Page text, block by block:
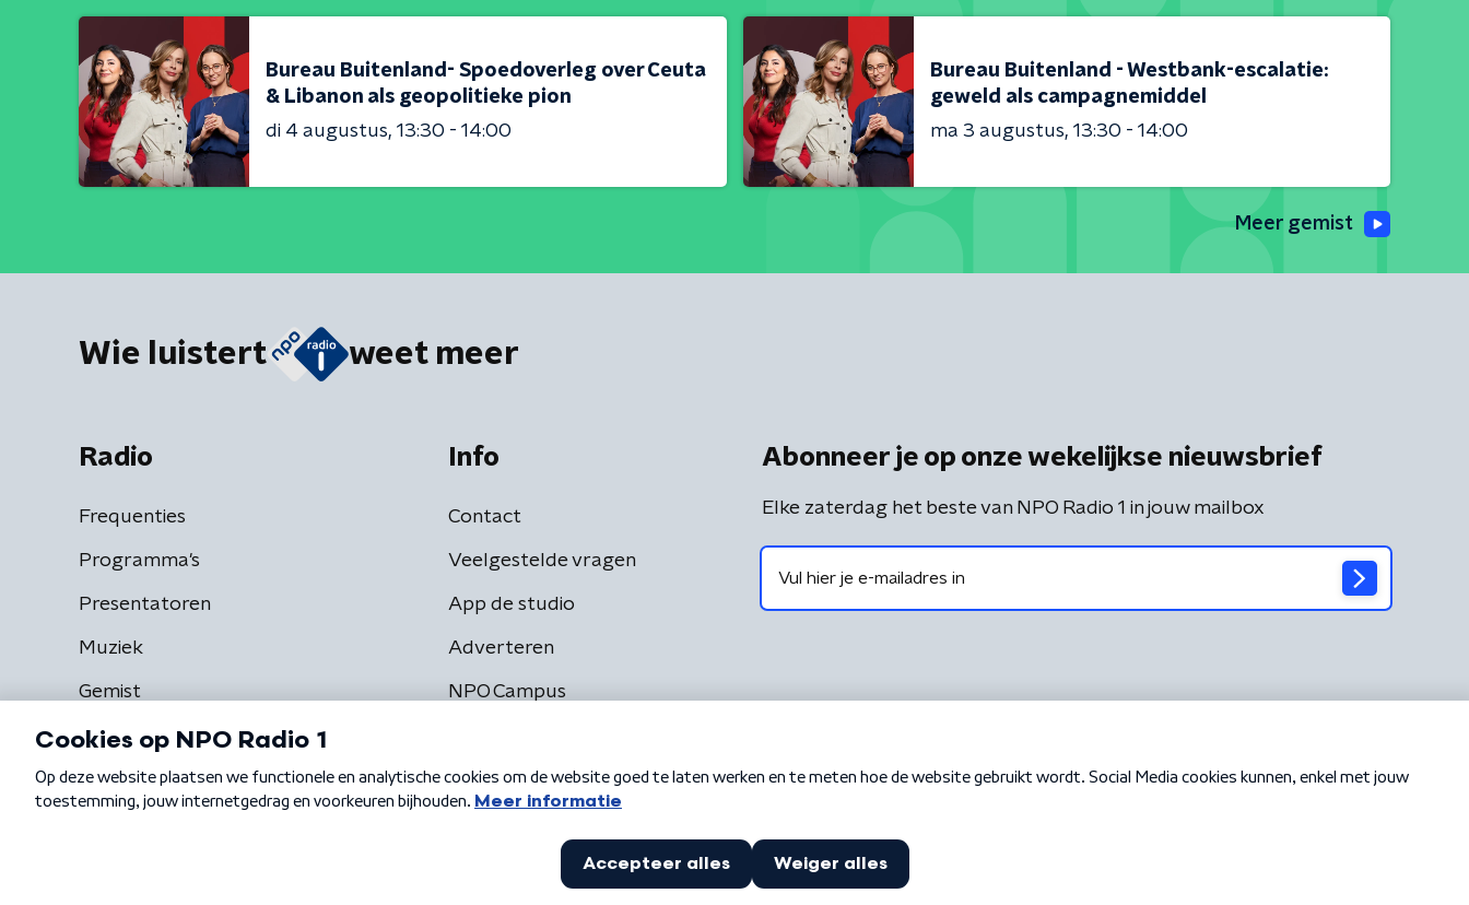
Bureau Buitenland- Spoedoverleg over Ceuta
& Libanon als geopolitieke pion
di 4 augustus 13:30 - 14:00
Bureau Buitenland - Westbank-escalatie:
geweld als campagnemiddel
ma 3 augustus 13:30 - 14:00
Meer gemist
Wie luistert weet meer
Radio
Frequenties
Programma's
Presentatoren
Muziek
Gemist
Info
Contact
Veelgestelde vragen
App de studio
Adverteren
NPO Campus
Abonneer je op onze wekelijkse nieuwsbrief
Elke zaterdag het beste van NPO Radio 1 in jouw mailbox
Algemene voorwaarden Privacybeleid